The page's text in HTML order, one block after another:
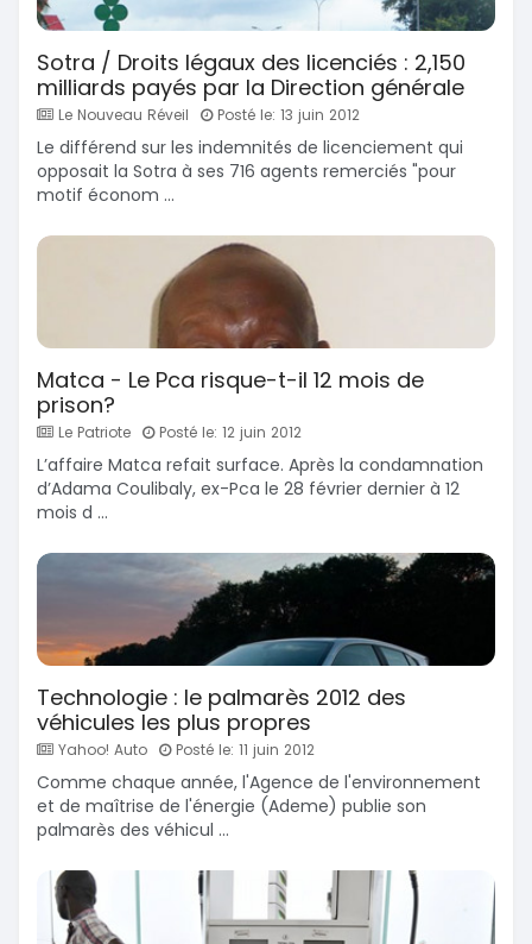
Sotra / Droits légaux des licenciés : 2,150
milliards payés par la Direction générale
Le Nouveau Réveil Posté le: 13 juin 2012
Le différend sur les indemnités de licenciement qui
opposait la Sotra à ses 716 agents remerciés "pour
motif économ ...
Matca - Le Pca risque-t-il 12 mois de
prison?
Le Patriote Posté le: 12 juin 2012
L’affaire Matca refait surface. Après la condamnation
d’Adama Coulibaly, ex-Pca le 28 février dernier à 12
mois d ...
Technologie : le palmarès 2012 des
véhicules les plus propres
Yahoo! Auto Posté le: 11 juin 2012
Comme chaque année, l'Agence de l'environnement
et de maîtrise de l'énergie (Ademe) publie son
palmarès des véhicul ...